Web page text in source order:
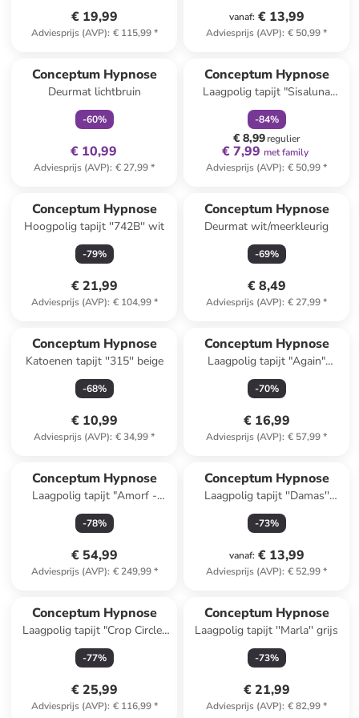
€ 19,99
Adviesprijs (AVP): € 115,99*
vanaf: € 13,99
Adviesprijs (AVP): € 50,99*
Conceptum Hypnose
Deurmat lichtbruin
-60%
€ 10,99
Adviesprijs (AVP): € 27,99*
Conceptum Hypnose
Laagpolig tapijt "Sisaluna
4443" lichtbruin
-84%
€ 8,99regulier
€ 7,99 met family
Adviesprijs (AVP): € 50,99*
Conceptum Hypnose
Hoogpolig tapijt ''742B'' wit
-79%
€ 21,99
Adviesprijs (AVP): € 104,99*
Conceptum Hypnose
Deurmat wit/meerkleurig
-69%
€ 8,49
Adviesprijs (AVP): € 27,99*
Conceptum Hypnose
Katoenen tapijt ''315'' beige
-68%
€ 10,99
Adviesprijs (AVP): € 34,99*
Conceptum Hypnose
Laagpolig tapijt "Again"
crème/zwart
-70%
€ 16,99
Adviesprijs (AVP): € 57,99*
Conceptum Hypnose
Laagpolig tapijt "Amorf -
Ar004" beige
-78%
€ 54,99
Adviesprijs (AVP): € 249,99*
Conceptum Hypnose
Laagpolig tapijt ''Damas''
lichtgrijs/crème
-73%
vanaf: € 13,99
Adviesprijs (AVP): € 52,99*
Conceptum Hypnose
Laagpolig tapijt "Crop Circle"
meerkleurig
-77%
€ 25,99
Adviesprijs (AVP): € 116,99*
Conceptum Hypnose
Laagpolig tapijt ''Marla'' grijs
-73%
€ 21,99
Adviesprijs (AVP): € 82,99*